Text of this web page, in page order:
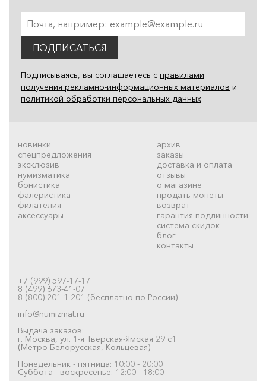
ПОДПИСАТЬСЯ
Подписываясь, вы соглашаетесь с правилами
получения рекламно-информационных материалов и
политикой обработки персональных данных
новинки
спецпредложения
эксклюзив
нумизматика
бонистика
фалеристика
филателия
аксессуары
архив
заказы
доставка и оплата
отзывы
о магазине
продать монеты
возврат
гарантия подлинности
система скидок
блог
контакты
+7 (999) 597-17-17
8 (499) 673-41-07
8 (800) 201-1-201 (бесплатно по России)
info@numizmat.ru
Выдача заказов:
г. Москва, ул. 1-я Тверская-Ямская 29 с1
(Метро Белорусская, Кольцевая)
Понедельник - пятница: 10:00 - 20:00
Суббота - воскресенье: 12:00 - 18:00